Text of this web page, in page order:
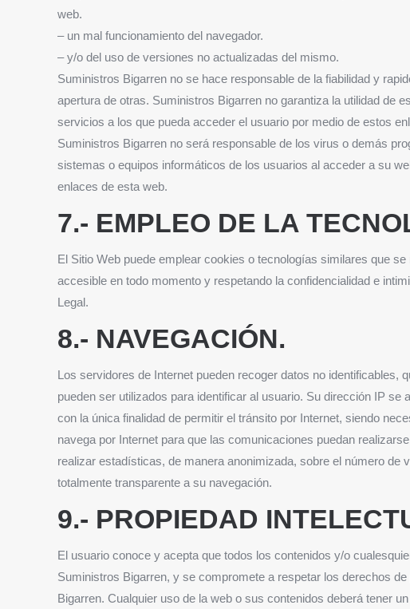
web.
– un mal funcionamiento del navegador.
– y/o del uso de versiones no actualizadas del mismo.
Suministros Bigarren no se hace responsable de la fiabilidad y
apertura de otras. Suministros Bigarren no garantiza la utilidad de
servicios a los que pueda acceder el usuario por medio de estos
Suministros Bigarren no será responsable de los virus o demás
sistemas o equipos informáticos de los usuarios al acceder a su
enlaces de esta web.
7.- EMPLEO DE LA
El Sitio Web puede emplear cookies o tecnologías similares que
accesible en todo momento y respetando la confidencialidad e
Legal.
8.- NAVEGACIÓN.
Los servidores de Internet pueden recoger datos no identificables,
pueden ser utilizados para identificar al usuario. Su dirección IP
con la única finalidad de permitir el tránsito por Internet, siendo
navega por Internet para que las comunicaciones puedan
realizar estadísticas, de manera anonimizada, sobre el número de
totalmente transparente a su navegación.
9.- PROPIEDAD
El usuario conoce y acepta que todos los contenidos y/o
Suministros Bigarren, y se compromete a respetar los derechos
Bigarren. Cualquier uso de la web o sus contenidos deberá tener